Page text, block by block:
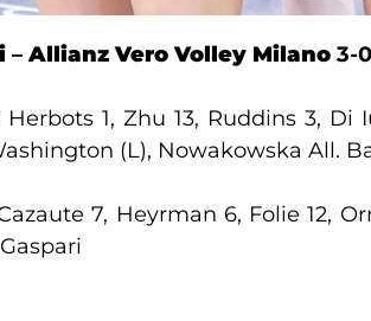
–Allianz Vero Volley Milano 3-
Herbots 1, Zhu 13, Ruddins 3, Di
(L), Nowakowska All.
7, Heyrman 6, Folie 12,